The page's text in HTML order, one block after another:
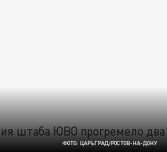
ФОТО: ЦАРЬГРАД/РОСТОВ-НА-ДОНУ